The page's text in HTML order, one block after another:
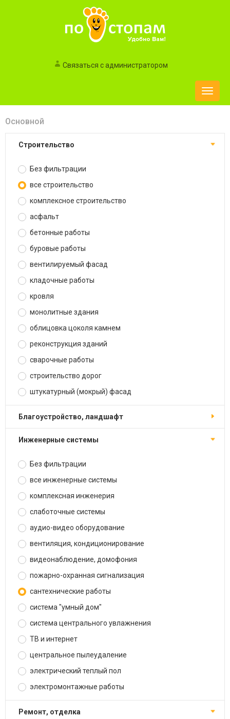
Связаться с администратором
Toggle
Основной
строительство
Без фильтрации
все строительство
комплексное строительство
асфальт
бетонные работы
буровые работы
вентилируемый фасад
кладочные работы
кровля
монолитные здания
облицовка цоколя камнем
реконструкция зданий
сварочные работы
строительство дорог
штукатурный (мокрый) фасад
благоустройство, ландшафт
инженерные системы
Без фильтрации
все инженерные системы
комплексная инженерия
слаботочные системы
аудио-видео оборудование
вентиляция, кондиционирование
видеонаблюдение, домофония
пожарно-охранная сигнализация
сантехнические работы
система "умный дом"
система центрального увлажнения
ТВ и интернет
центральное пылеудаление
электрический теплый пол
электромонтажные работы
ремонт, отделка